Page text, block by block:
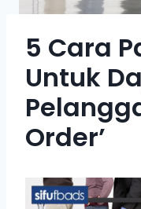
5 Cara
Untuk
Order’